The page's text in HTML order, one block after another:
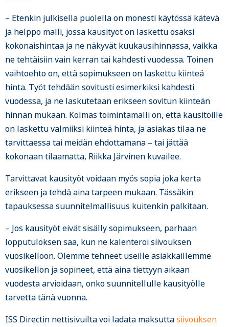
– Etenkin julkisella puolella on monesti käytössä kätevä
ja helppo malli, jossa kausityöt on laskettu osaksi
kokonaishintaa ja ne näkyvät kuukausihinnassa, vaikka
ne tehtäisiin vain kerran tai kahdesti vuodessa. Toinen
vaihtoehto on, että sopimukseen on laskettu kiinteä
hinta. Työt tehdään sovitusti esimerkiksi kahdesti
vuodessa, ja ne laskutetaan erikseen sovitun kiinteän
hinnan mukaan. Kolmas toimintamalli on, että kausitöille
on laskettu valmiiksi kiinteä hinta, ja asiakas tilaa ne
tarvittaessa tai meidän ehdottamana – tai jättää
kokonaan tilaamatta, Riikka Järvinen kuvailee.
Tarvittavat kausityöt voidaan myös sopia joka kerta
erikseen ja tehdä aina tarpeen mukaan. Tässäkin
tapauksessa suunnitelmallisuus kuitenkin palkitaan.
– Jos kausityöt eivät sisälly sopimukseen, parhaan
lopputuloksen saa, kun ne kalenteroi siivouksen
vuosikelloon. Olemme tehneet useille asiakkaillemme
vuosikellon ja sopineet, että aina tiettyyn aikaan
vuodesta arvioidaan, onko suunnitellulle kausityölle
tarvetta tänä vuonna.
ISS Directin nettisivuilta voi ladata maksuttasiivouksen